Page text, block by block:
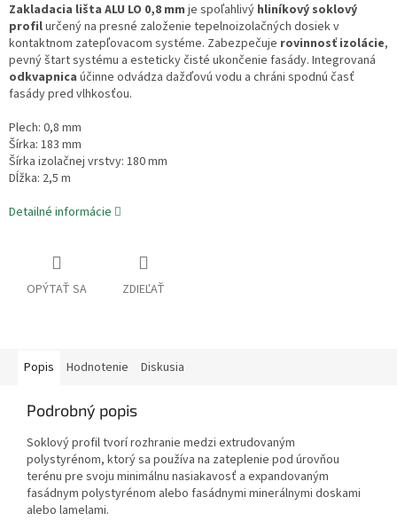
Zakladacia lišta ALU LO 0,8 mm je spoľahlivý hliníkový soklový
profilurčený na presné založenie tepelnoizolačných dosiek v
kontaktnom zatepľovacom systéme. Zabezpečuje rovinnosť izolácie,
pevný štart systému a esteticky čisté ukončenie fasády. Integrovaná
odkvapnica účinne odvádza dažďovú vodu a chráni spodnú časť
fasády pred vlhkosťou.
Plech: 0,8 mm
Šírka: 183 mm
Šírka izolačnej vrstvy: 180 mm
Dĺžka: 2,5 m
Detailné informácie
OPÝTAŤ SA ZDIEĽAŤ
Popis Hodnotenie Diskusia
Podrobný popis
Soklový profil tvorí rozhranie medzi extrudovaným
polystyrénom, ktorý sa používa na zateplenie pod úrovňou
terénu pre svoju minimálnu nasiakavosť a expandovaným
fasádnym polystyrénom alebo fasádnymi minerálnymi doskami
alebo lamelami.